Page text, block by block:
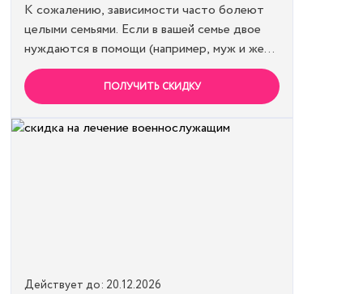
К сожалению, зависимости часто болеют
целыми семьями. Если в вашей семье двое
нуждаются в помощи (например, муж и жена
или два брата), мы предлагаем специальную
цену на одновременное лечение. Второй
член семьи получает скидку 15%. Лечиться
вместе эффективнее и выгоднее.
ПОЛУЧИТЬ СКИДКУ
Действует до: 20.12.2026